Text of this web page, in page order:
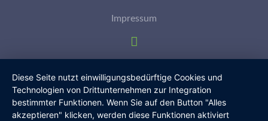
Impressum
Diese Seite nutzt einwilligungsbedürftige Cookies und
Technologien von Drittunternehmen zur Integration
bestimmter Funktionen. Wenn Sie auf den Button "Alles
akzeptieren" klicken, werden diese Funktionen aktiviert